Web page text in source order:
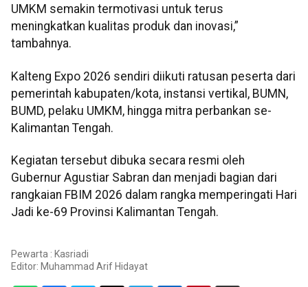
UMKM semakin termotivasi untuk terus
meningkatkan kualitas produk dan inovasi,”
tambahnya.
Kalteng Expo 2026 sendiri diikuti ratusan peserta dari
pemerintah kabupaten/kota, instansi vertikal, BUMN,
BUMD, pelaku UMKM, hingga mitra perbankan se-
Kalimantan Tengah.
Kegiatan tersebut dibuka secara resmi oleh
Gubernur Agustiar Sabran dan menjadi bagian dari
rangkaian FBIM 2026 dalam rangka memperingati Hari
Jadi ke-69 Provinsi Kalimantan Tengah.
Pewarta : Kasriadi
Editor: Muhammad Arif Hidayat